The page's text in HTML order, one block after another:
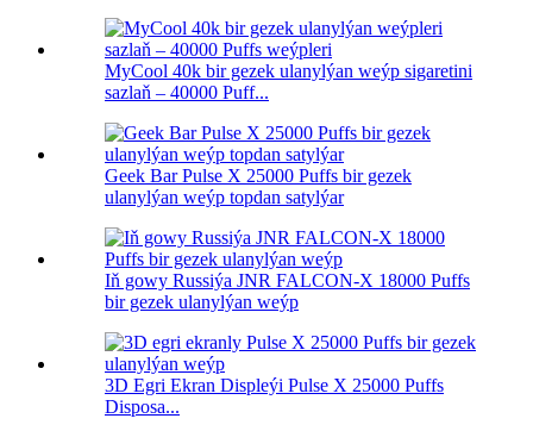
MyCool 40k bir gezek ulanylýan weýp sigaretini
sazlaň – 40000 Puff...
Geek Bar Pulse X 25000 Puffs bir gezek
ulanylýan weýp topdan satylýar
Iň gowy Russiýa JNR FALCON-X 18000 Puffs
bir gezek ulanylýan weýp
3D Egri Ekran Displeýi Pulse X 25000 Puffs
Disposa...